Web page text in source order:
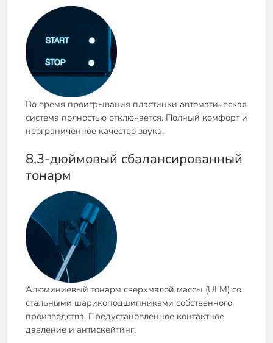
Во время проигрывания пластинки автоматическая
система полностью отключается. Полный комфорт и
неограниченное качество звука.
8,3-дюймовый сбалансированный
тонарм
Алюминиевый тонарм сверхмалой массы (ULM) со
стальными шарикоподшипниками собственного
производства. Предустановленное контактное
давление и антискейтинг.